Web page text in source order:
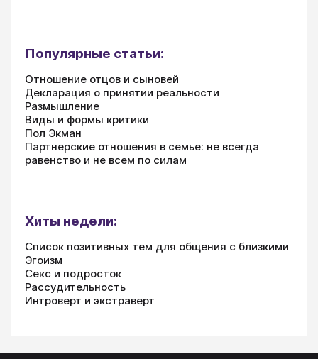
Популярные статьи:
Отношение отцов и сыновей
Декларация о принятии реальности
Размышление
Виды и формы критики
Пол Экман
Партнерские отношения в семье: не всегда
равенство и не всем по силам
Хиты недели:
Список позитивных тем для общения с близкими
Эгоизм
Секс и подросток
Рассудительность
Интроверт и экстраверт